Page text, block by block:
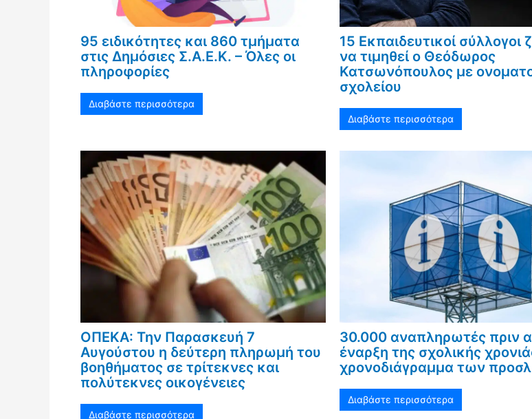
95 ειδικότητες και 860 τμήματα
στις Δημόσιες Σ.Α.Ε.Κ. – Όλες οι
πληροφορίες
Διαβάστε περισσότερα
15 Εκπαιδευτικοί σύλλογοι
να τιμηθεί ο Θεόδωρος
Κατσωνόπουλος με
σχολείου
Διαβάστε περισσότερα
ΟΠΕΚΑ: Την Παρασκευή 7
Αυγούστου η δεύτερη πληρωμή του
βοηθήματος σε τρίτεκνες και
πολύτεκνες οικογένειες
Διαβάστε περισσότερα
30.000 αναπληρωτές πριν
έναρξη της σχολικής
χρονοδιάγραμμα των
Διαβάστε περισσότερα